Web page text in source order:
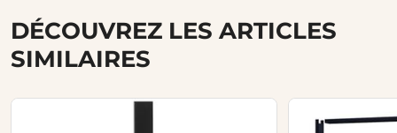
DÉCOUVREZ LES ARTICLES
SIMILAIRES